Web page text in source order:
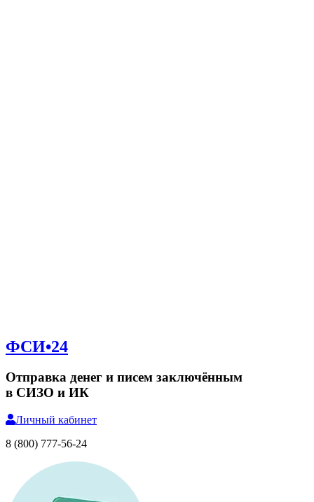
ФСИ•24
Отправка денег и писем заключённым
в СИЗО и ИК
Личный кабинет
8 (800) 777-56-24